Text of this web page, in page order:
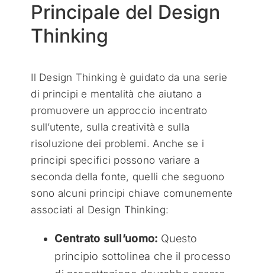
Principale del Design
Thinking
Il Design Thinking è guidato da una serie
di principi e mentalità che aiutano a
promuovere un approccio incentrato
sull’utente, sulla creatività e sulla
risoluzione dei problemi. Anche se i
principi specifici possono variare a
seconda della fonte, quelli che seguono
sono alcuni principi chiave comunemente
associati al Design Thinking:
Centrato sull’uomo: Questo
principio sottolinea che il processo